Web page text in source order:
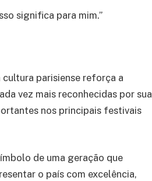
significa para mim.”
parisiense reforça a
vez mais reconhecidas por sua
nos principais festivais
de uma geração que
o país com excelência,